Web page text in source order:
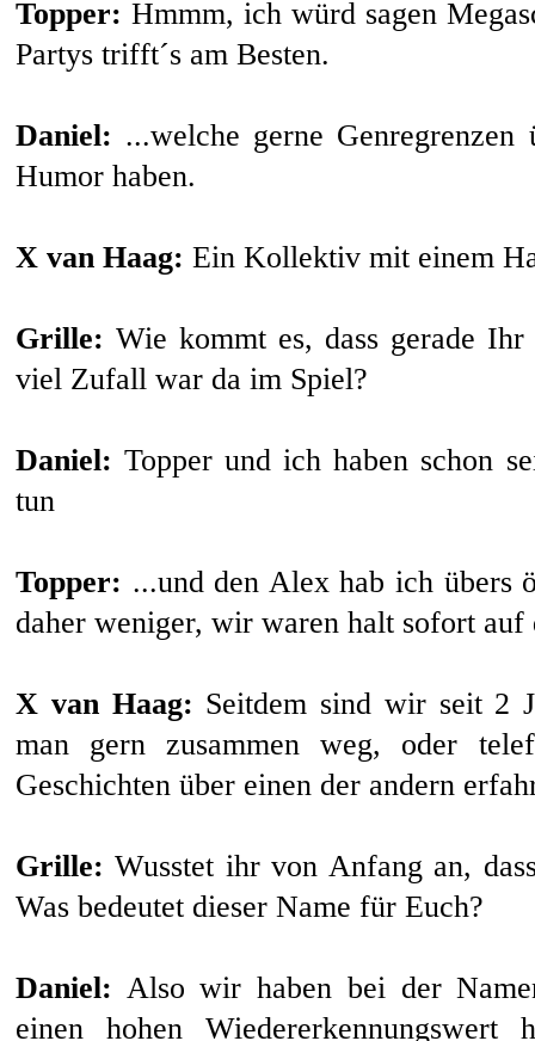
Topper: Hmmm, ich würd sagen
Partys trifft´s am Besten.
Daniel: ...welche gerne
Humor haben.
X van Haag: Ein Kollektiv mit einem
Grille: Wie kommt es, dass gerade
viel Zufall war da im Spiel?
Daniel: Topper und ich haben schon
tun
Topper: ...und den Alex hab ich übers
daher weniger, wir waren halt sofort
X van Haag: Seitdem sind wir seit 2
man gern zusammen weg, oder
Geschichten über einen der andern
Grille: Wusstet ihr von Anfang an,
Was bedeutet dieser Name für Euch?
Daniel: Also wir haben bei der
einen hohen